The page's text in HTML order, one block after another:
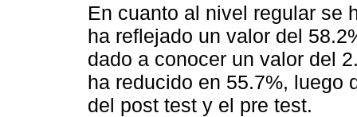
En cuanto al nivel regular se
ha reflejado un valor del
dado a conocer un valor del
ha reducido en 55.7%, luego
del post test y el pre test.